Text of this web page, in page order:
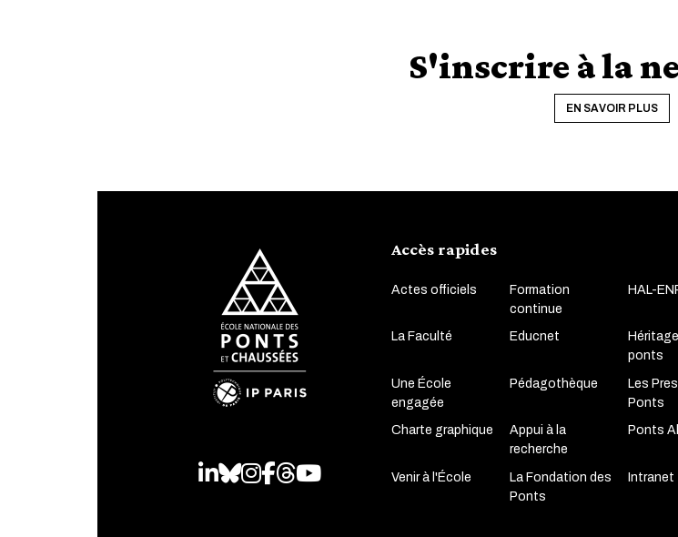
S'inscrire à la
EN SAVOIR PLUS
LinkedIn
Bluesky
Instagram
Facebook
ThreadsYoutube
Accès rapides
Actes officiels
Formation
continue
HAL-
La Faculté Educnet
ponts
Une École
engagée
Pédagothèque
Les
Ponts
Charte graphique
Appui à la
recherche
Ponts
Venir à l'École
La Fondation des
Ponts
Intranet